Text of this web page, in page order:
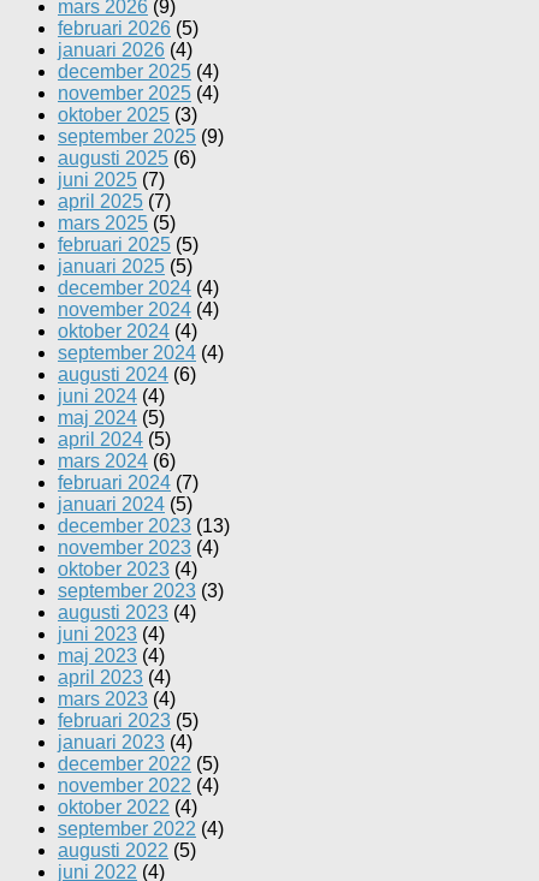
mars 2026 (9)
februari 2026 (5)
januari 2026 (4)
december 2025 (4)
november 2025 (4)
oktober 2025 (3)
september 2025 (9)
augusti 2025 (6)
juni 2025 (7)
april 2025 (7)
mars 2025 (5)
februari 2025 (5)
januari 2025 (5)
december 2024 (4)
november 2024 (4)
oktober 2024 (4)
september 2024 (4)
augusti 2024 (6)
juni 2024 (4)
maj 2024 (5)
april 2024 (5)
mars 2024 (6)
februari 2024 (7)
januari 2024 (5)
december 2023 (13)
november 2023 (4)
oktober 2023 (4)
september 2023 (3)
augusti 2023 (4)
juni 2023 (4)
maj 2023 (4)
april 2023 (4)
mars 2023 (4)
februari 2023 (5)
januari 2023 (4)
december 2022 (5)
november 2022 (4)
oktober 2022 (4)
september 2022 (4)
augusti 2022 (5)
juni 2022 (4)